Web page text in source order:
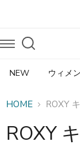
NEW ウィメ
HOME ROXY
ROXY